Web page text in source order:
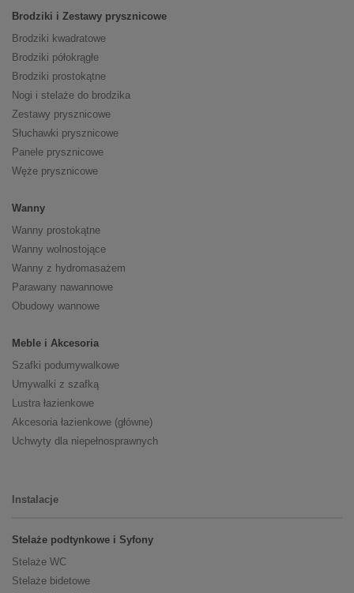
Brodziki i Zestawy prysznicowe
Brodziki kwadratowe
Brodziki półokrągłe
Brodziki prostokątne
Nogi i stelaże do brodzika
Zestawy prysznicowe
Słuchawki prysznicowe
Panele prysznicowe
Węże prysznicowe
Wanny
Wanny prostokątne
Wanny wolnostojące
Wanny z hydromasażem
Parawany nawannowe
Obudowy wannowe
Meble i Akcesoria
Szafki podumywalkowe
Umywalki z szafką
Lustra łazienkowe
Akcesoria łazienkowe (główne)
Uchwyty dla niepełnosprawnych
Instalacje
Stelaże podtynkowe i Syfony
Stelaże WC
Stelaże bidetowe